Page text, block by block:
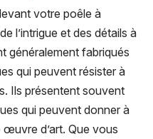
votre poêle à
l’intrigue et des détails à
généralement fabriqués
qui peuvent résister à
Ils présentent souvent
qui peuvent donner à
œuvre d’art. Que vous